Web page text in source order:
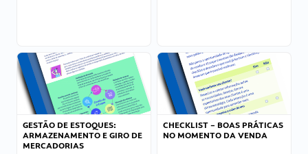
GESTÃO DE ESTOQUES:
ARMAZENAMENTO E GIRO DE
MERCADORIAS
CHECKLIST – BOAS PRÁTICAS
NO MOMENTO DA VENDA